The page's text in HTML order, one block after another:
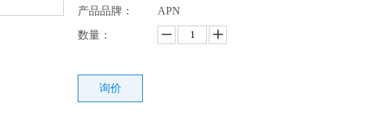
产品品牌：
APN
数量：
询价